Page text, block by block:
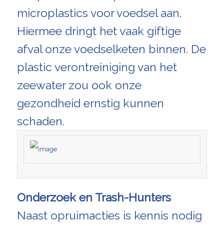
microplastics voor voedsel aan.
Hiermee dringt het vaak giftige
afval onze voedselketen binnen. De
plastic verontreiniging van het
zeewater zou ook onze
gezondheid ernstig kunnen
schaden.
Onderzoek en Trash-Hunters
Naast opruimacties is kennis nodig